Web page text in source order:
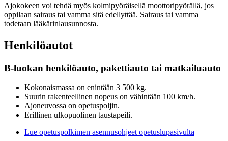
Ajokokeen voi tehdä myös kolmipyöräisellä moottoripyörällä, jos
oppilaan sairaus tai vamma sitä edellyttää. Sairaus tai vamma
todetaan lääkärinlausunnosta.
Henkilöautot
B-luokan henkilöauto, pakettiauto tai matkailuauto
Kokonaismassa on enintään 3 500 kg.
Suurin rakenteellinen nopeus on vähintään 100 km/h.
Ajoneuvossa on opetuspoljin.
Erillinen ulkopuolinen taustapeili.
Lue opetuspolkimen asennusohjeet opetuslupasivulta